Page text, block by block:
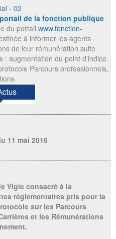
- 02
de la fonction publique
du portail www.fonction-
à informer les agents
de leur rémunération suite
: augmentation du point d’indice
Parcours professionnels,
11 mai 2016
Vigie consacré à la
réglementaires pris pour la
sur les Parcours
et les Rémunérations